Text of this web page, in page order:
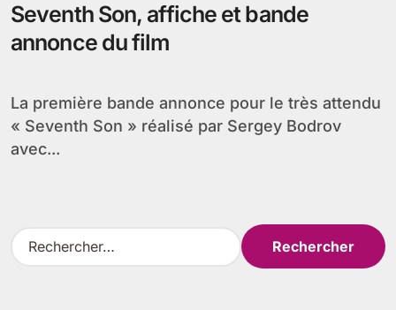
Seventh Son, affiche et bande
annonce du film
La première bande annonce pour le très attendu
« Seventh Son » réalisé par Sergey Bodrov
avec...
R
e